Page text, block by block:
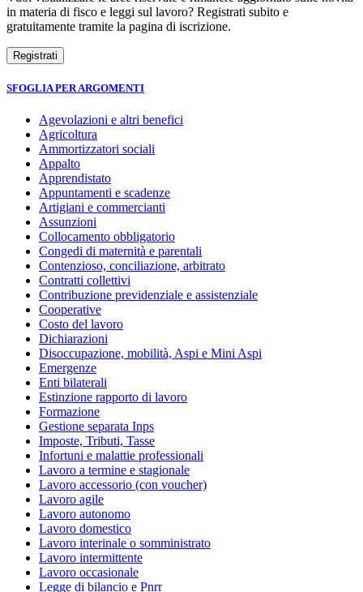
in materia di fisco e leggi sul lavoro? Registrati subito e
gratuitamente tramite la pagina di iscrizione.
SFOGLIA PER ARGOMENTI
Agevolazioni e altri benefici
Agricoltura
Ammortizzatori sociali
Appalto
Apprendistato
Appuntamenti e scadenze
Artigiani e commercianti
Assunzioni
Collocamento obbligatorio
Congedi di maternità e parentali
Contenzioso, conciliazione, arbitrato
Contratti collettivi
Contribuzione previdenziale e assistenziale
Cooperative
Costo del lavoro
Dichiarazioni
Disoccupazione, mobilità, Aspi e Mini Aspi
Emergenze
Enti bilaterali
Estinzione rapporto di lavoro
Formazione
Gestione separata Inps
Imposte, Tributi, Tasse
Infortuni e malattie professionali
Lavoro a termine e stagionale
Lavoro accessorio (con voucher)
Lavoro agile
Lavoro autonomo
Lavoro domestico
Lavoro interinale o somministrato
Lavoro intermittente
Lavoro occasionale
Legge di bilancio e Pnrr